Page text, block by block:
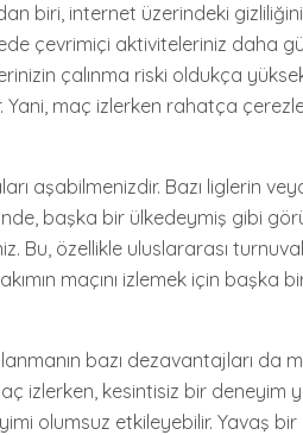
biri, internet üzerindeki
çevrimiçi aktiviteleriniz daha
çalınma riski oldukça
maç izlerken rahatça
aşabilmenizdir. Bazı liglerin
başka bir ülkedeymiş gibi
Bu, özellikle uluslararası
maçını izlemek için başka
bazı dezavantajları da
izlerken, kesintisiz bir deneyim
olumsuz etkileyebilir. Yavaş